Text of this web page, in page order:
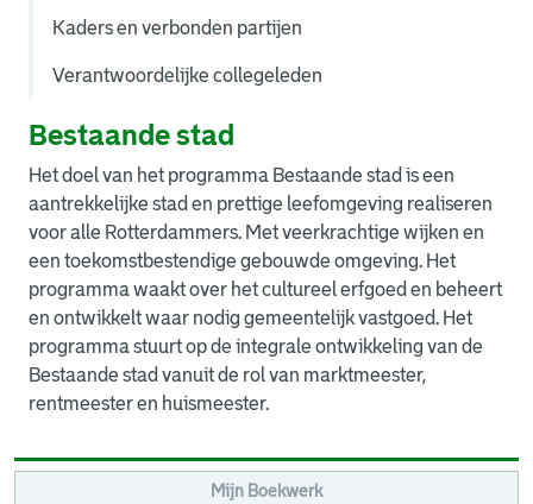
Kaders en verbonden partijen
Verantwoordelijke collegeleden
Bestaande stad
Het doel van het programma Bestaande stad is een
aantrekkelijke stad en prettige leefomgeving realiseren
voor alle Rotterdammers. Met veerkrachtige wijken en
een toekomstbestendige gebouwde omgeving. Het
programma waakt over het cultureel erfgoed en beheert
en ontwikkelt waar nodig gemeentelijk vastgoed. Het
programma stuurt op de integrale ontwikkeling van de
Bestaande stad vanuit de rol van marktmeester,
rentmeester en huismeester.
Mijn Boekwerk